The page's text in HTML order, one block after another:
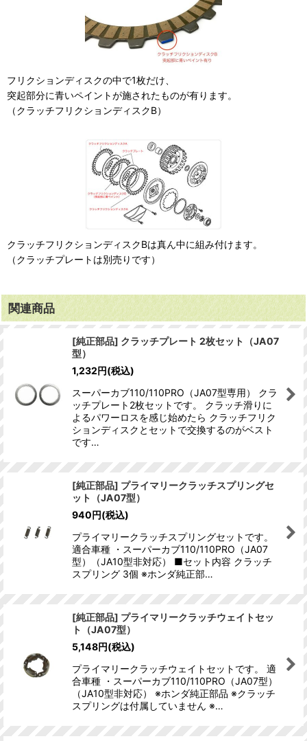
フリクションディスクの中で1枚だけ、
突起部分に青いペイントが施されたものが有ります。
（クラッチフリクションディスクB）
クラッチフリクションディスクBは真ん中に組み付けます。
（クラッチプレートは別売りです）
関連商品
[純正部品] クラッチプレート 2枚セット（JA07
型）
1,232円(税込)
スーパーカブ110/110PRO（JA07型専用） クラ
ッチプレート2枚セットです。 クラッチ滑りに
よるパワーロスを感じ始めたら クラッチフリク
ションディスクとセットで交換するのがベスト
です…
[純正部品] プライマリークラッチスプリングセ
ット（JA07型）
940円(税込)
プライマリークラッチスプリングセットです。
適合車種 ・スーパーカブ110/110PRO（JA07
型）（JA10型非対応） ■セット内容 クラッチ
スプリング 3個 ※ホンダ純正部…
[純正部品] プライマリークラッチウェイトセッ
ト（JA07型）
5,148円(税込)
プライマリークラッチウェイトセットです。 適
合車種 ・スーパーカブ110/110PRO（JA07型）
（JA10型非対応） ※ホンダ純正部品 ※クラッチ
スプリングは付属していません ※…